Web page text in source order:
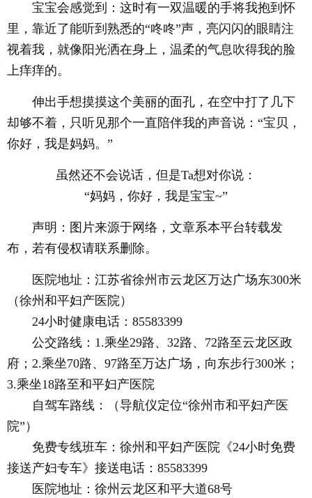
宝宝会感觉到：这时有一双温暖的手将我抱到怀
里，靠近了能听到熟悉的“咚咚”声，亮闪闪的眼睛注
视着我，就像阳光洒在身上，温柔的气息吹得我的脸
上痒痒的。
伸出手想摸摸这个美丽的面孔，在空中打了几下
却够不着，只听见那个一直陪伴我的声音说：“宝贝，
你好，我是妈妈。”
虽然还不会说话，但是Ta想对你说：
“妈妈，你好，我是宝宝~”
声明：图片来源于网络，文章系本平台转载发
布，若有侵权请联系删除。
医院地址：江苏省徐州市云龙区万达广场东300米
（徐州和平妇产医院）
24小时健康电话：85583399
公交路线：1.乘坐29路、32路、72路至云龙区政
府；2.乘坐70路、97路至万达广场，向东步行300米；
3.乘坐18路至和平妇产医院
自驾车路线：（导航仪定位“徐州市和平妇产医
院”）
免费专线班车：徐州和平妇产医院《24小时免费
接送产妇专车》接送电话：85583399
医院地址：徐州云龙区和平大道68号